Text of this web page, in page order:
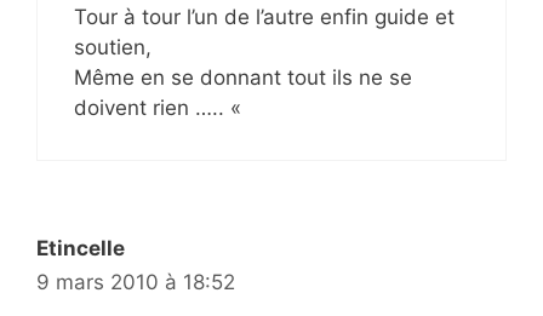
Tour à tour l’un de l’autre enfin guide et
soutien,
Même en se donnant tout ils ne se
doivent rien ….. «
Etincelle
9 mars 2010 à 18:52